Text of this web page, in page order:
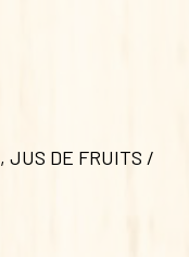
, JUS DE FRUITS /